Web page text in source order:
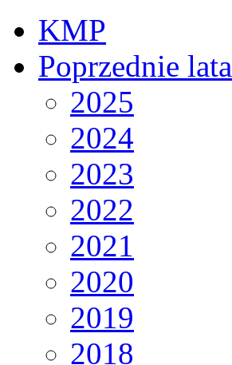
KMP
Poprzednie lata
2025
2024
2023
2022
2021
2020
2019
2018